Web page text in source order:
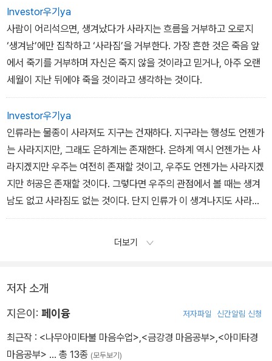
가 될 것이다.
Investor우기ya
사람이 어리석으면, 생겨났다가 사라지는 흐름을 거부하고 오로지
‘생겨남’에만 집착하고 ‘사라짐’을 거부한다. 가장 흔한 것은 죽음 앞
에서 죽기를 거부하며 자신은 죽지 않을 것이라고 믿거나, 아주 오랜
세월이 지난 뒤에야 죽을 것이라고 생각하는 것이다.
Investor우기ya
인류라는 물종이 사라져도 지구는 건재하다. 지구라는 행성도 언젠가
는 사라지지만, 그래도 은하계는 존재한다. 은하계 역시 언젠가는 사
라지겠지만 우주는 여전히 존재할 것이고, 우주도 언젠가는 사라지겠
지만 허공은 존재할 것이다. 그렇다면 우주의 관점에서 볼 때는 생겨
남도 없고 사라짐도 없는 것이다. 단지 인류가 이 생겨나지도 사라지
지도 않는 허공에 살면서 자기 세계에만 국한되어 있기 때문에 수많
더보기
저자 소개
지은이: 페이융 저자파일 신간알림 신청
최근작 : <나무아미타불 마음수업> <금강경 마음공부> <아미타경
마음공부> … 총 13종 (모두보기)